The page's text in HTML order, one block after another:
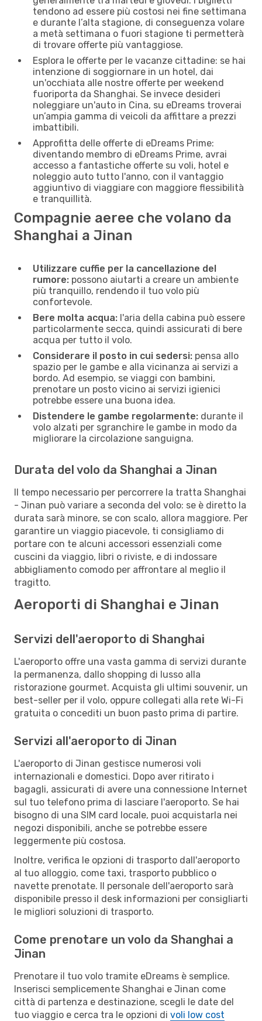
tendono ad essere più costosi nei fine settimana
e durante l’alta stagione, di conseguenza volare
a metà settimana o fuori stagione ti permetterà
di trovare offerte più vantaggiose.
Esplora le offerte per le vacanze cittadine: se hai
intenzione di soggiornare in un hotel, dai
un'occhiata alle nostre offerte per weekend
fuoriporta da Shanghai. Se invece desideri
noleggiare un'auto in Cina, su eDreams troverai
un’ampia gamma di veicoli da affittare a prezzi
imbattibili.
Approfitta delle offerte di eDreams Prime:
diventando membro di eDreams Prime, avrai
accesso a fantastiche offerte su voli, hotel e
noleggio auto tutto l'anno, con il vantaggio
aggiuntivo di viaggiare con maggiore flessibilità
e tranquillità.
Compagnie aeree che volano da
Shanghai a Jinan
Utilizzare cuffie per la cancellazione del
rumore: possono aiutarti a creare un ambiente
più tranquillo, rendendo il tuo volo più
confortevole.
Bere molta acqua: l'aria della cabina può essere
particolarmente secca, quindi assicurati di bere
acqua per tutto il volo.
Considerare il posto in cui sedersi: pensa allo
spazio per le gambe e alla vicinanza ai servizi a
bordo. Ad esempio, se viaggi con bambini,
prenotare un posto vicino ai servizi igienici
potrebbe essere una buona idea.
Distendere le gambe regolarmente: durante il
volo alzati per sgranchire le gambe in modo da
migliorare la circolazione sanguigna.
Durata del volo da Shanghai a Jinan
Il tempo necessario per percorrere la tratta Shanghai
- Jinan può variare a seconda del volo: se è diretto la
durata sarà minore, se con scalo, allora maggiore. Per
garantire un viaggio piacevole, ti consigliamo di
portare con te alcuni accessori essenziali come
cuscini da viaggio, libri o riviste, e di indossare
abbigliamento comodo per affrontare al meglio il
tragitto.
Aeroporti di Shanghai e Jinan
Servizi dell'aeroporto di Shanghai
L'aeroporto offre una vasta gamma di servizi durante
la permanenza, dallo shopping di lusso alla
ristorazione gourmet. Acquista gli ultimi souvenir, un
best-seller per il volo, oppure collegati alla rete Wi-Fi
gratuita o concediti un buon pasto prima di partire.
Servizi all'aeroporto di Jinan
L'aeroporto di Jinan gestisce numerosi voli
internazionali e domestici. Dopo aver ritirato i
bagagli, assicurati di avere una connessione Internet
sul tuo telefono prima di lasciare l'aeroporto. Se hai
bisogno di una SIM card locale, puoi acquistarla nei
negozi disponibili, anche se potrebbe essere
leggermente più costosa.
Inoltre, verifica le opzioni di trasporto dall'aeroporto
al tuo alloggio, come taxi, trasporto pubblico o
navette prenotate. Il personale dell'aeroporto sarà
disponibile presso il desk informazioni per consigliarti
le migliori soluzioni di trasporto.
Come prenotare un volo da Shanghai a
Jinan
Prenotare il tuo volo tramite eDreams è semplice.
Inserisci semplicemente Shanghai e Jinan come
città di partenza e destinazione, scegli le date del
tuo viaggio e cerca tra le opzioni di voli low cost